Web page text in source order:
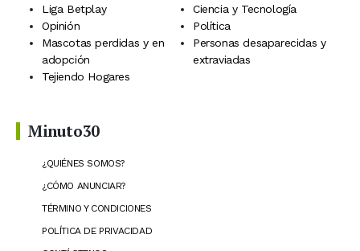
Liga Betplay
Ciencia y Tecnología
Opinión
Política
Mascotas perdidas y en
adopción
Personas desaparecidas y
extraviadas
Tejiendo Hogares
Minuto30
¿QUIÉNES SOMOS?
¿CÓMO ANUNCIAR?
TÉRMINO Y CONDICIONES
POLÍTICA DE PRIVACIDAD